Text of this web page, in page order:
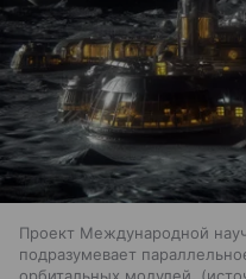
Проект Международной
подразумевает
орбитальных модулей.